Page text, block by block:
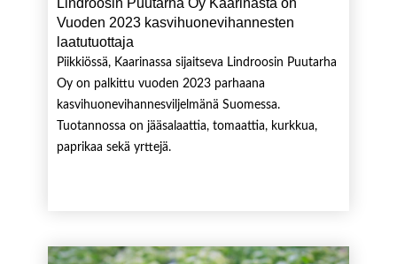
Lindroosin Puutarha Oy Kaarinasta on
Vuoden 2023 kasvihuonevihannesten
laatutuottaja
Piikkiössä, Kaarinassa sijaitseva Lindroosin Puutarha
Oy on palkittu vuoden 2023 parhaana
kasvihuonevihannesviljelmänä Suomessa.
Tuotannossa on jääsalaattia, tomaattia, kurkkua,
paprikaa sekä yrttejä.